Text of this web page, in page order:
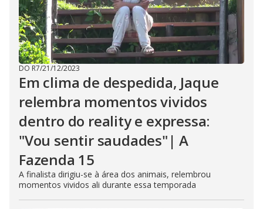
DO R7/21/12/2023
Em clima de despedida, Jaque
relembra momentos vividos
dentro do reality e expressa:
"Vou sentir saudades"| A
Fazenda 15
A finalista dirigiu-se à área dos animais, relembrou
momentos vividos ali durante essa temporada